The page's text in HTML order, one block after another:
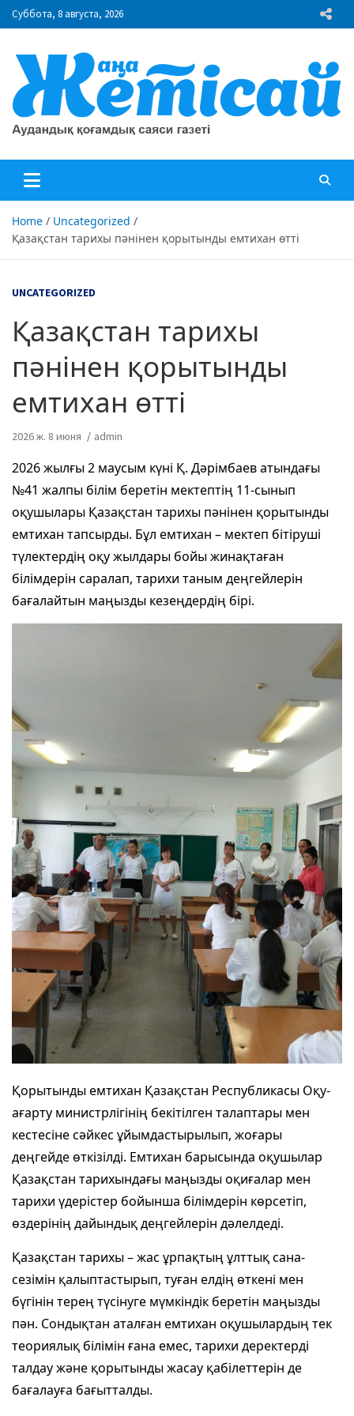
Skip
to
Суббота, 8 августа, 2026
"Жаңа Жетісай" газеті
Home
Uncategorized
Қазақстан тарихы пәнінен қорытынды емтихан өтті
UNCATEGORIZED
Қазақстан тарихы
пәнінен қорытынды
емтихан өтті
2026 ж. 8 июня admin
2026 жылғы 2 маусым күні Қ. Дәрімбаев атындағы
№41 жалпы білім беретін мектептің 11-сынып
оқушылары Қазақстан тарихы пәнінен қорытынды
емтихан тапсырды. Бұл емтихан – мектеп бітіруші
түлектердің оқу жылдары бойы жинақтаған
білімдерін саралап, тарихи таным деңгейлерін
бағалайтын маңызды кезеңдердің бірі.
Қорытынды емтихан Қазақстан Республикасы Оқу-
ағарту министрлігінің бекітілген талаптары мен
кестесіне сәйкес ұйымдастырылып, жоғары
деңгейде өткізілді. Емтихан барысында оқушылар
Қазақстан тарихындағы маңызды оқиғалар мен
тарихи үдерістер бойынша білімдерін көрсетіп,
өздерінің дайындық деңгейлерін дәлелдеді.
Қазақстан тарихы – жас ұрпақтың ұлттық сана-
сезімін қалыптастырып, туған елдің өткені мен
бүгінін терең түсінуге мүмкіндік беретін маңызды
пән. Сондықтан аталған емтихан оқушылардың тек
теориялық білімін ғана емес, тарихи деректерді
талдау және қорытынды жасау қабілеттерін де
бағалауға бағытталды.